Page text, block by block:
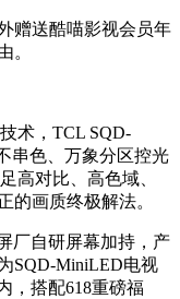
赠送酷喵影视会员年
。
术，TCL SQD-
串色、万象分区控光
高对比、高色域、
的画质终极解法。
厂自研屏幕加持，产
SQD-MiniLED电视
，搭配618重磅福